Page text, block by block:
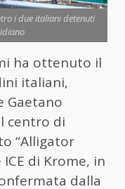
i due italiani detenuti
ha ottenuto il
italiani,
Gaetano
centro di
“Alligator
di Krome, in
dalla